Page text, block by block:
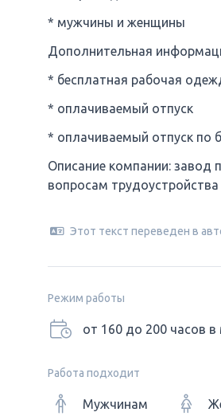
* мужчины и женщины
Дополнительная
* бесплатная рабочая
* оплачиваемый отпуск
* оплачиваемый отпуск по
Описание компании: завод
вопросам
Этот текст переведен в
Режим работы
от 160 до 200 часов в
Работа подходит
Мужчинам